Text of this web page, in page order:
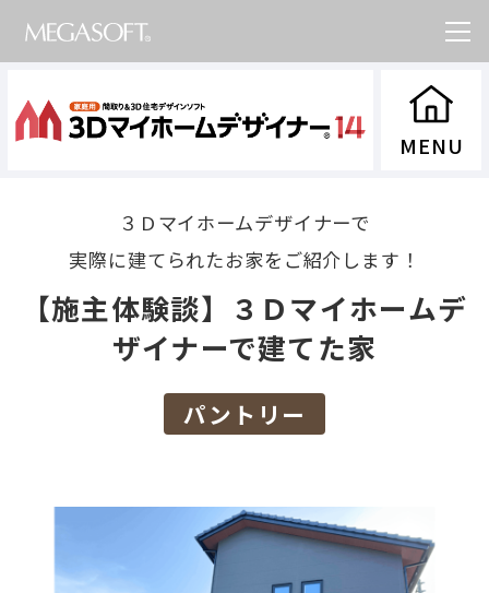
３Ｄマイホームデザイナーで
実際に建てられたお家をご紹介します！
【施主体験談】３Ｄマイホームデ
ザイナーで建てた家
パントリー